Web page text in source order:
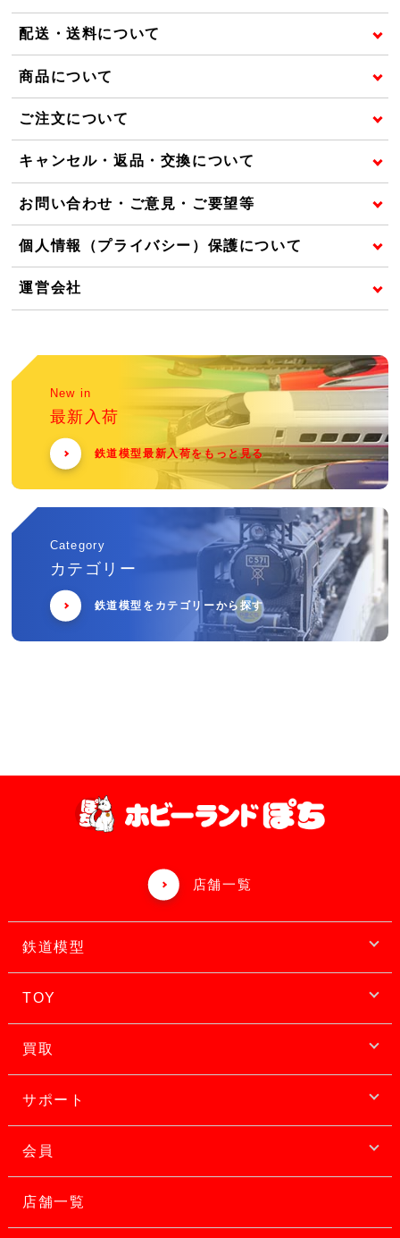
配送・送料について
商品について
ご注文について
キャンセル・返品・交換について
お問い合わせ・ご意見・ご要望等
個人情報（プライバシー）保護について
運営会社
New in
最新入荷
鉄道模型最新入荷をもっと見る
Category
カテゴリー
鉄道模型をカテゴリーから探す
店舗一覧
鉄道模型
TOY
買取
サポート
会員
店舗一覧